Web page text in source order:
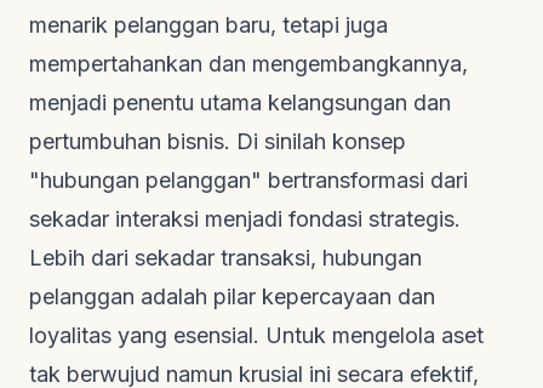
menarik pelanggan baru, tetapi juga
mempertahankan dan mengembangkannya,
menjadi penentu utama kelangsungan dan
pertumbuhan bisnis. Di sinilah konsep
"hubungan pelanggan" bertransformasi dari
sekadar interaksi menjadi fondasi strategis.
Lebih dari sekadar transaksi, hubungan
pelanggan adalah pilar kepercayaan dan
loyalitas yang esensial. Untuk mengelola aset
tak berwujud namun krusial ini secara efektif,